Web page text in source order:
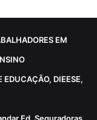
EM
DIEESE,